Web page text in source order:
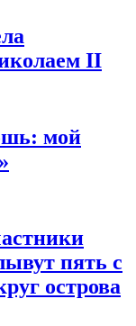
II
мой
пять с
острова